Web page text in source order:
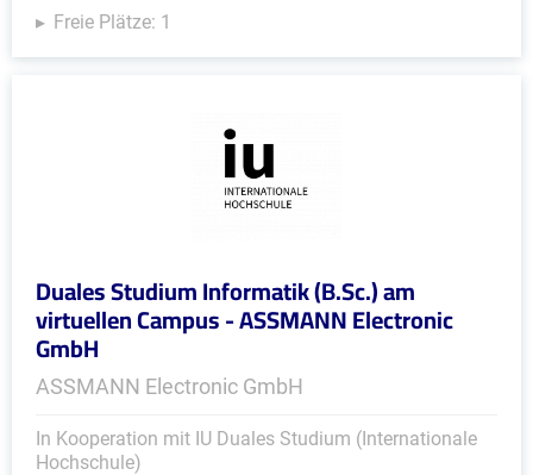
Freie Plätze: 1
Duales Studium Informatik (B.Sc.) am
virtuellen Campus - ASSMANN Electronic
GmbH
ASSMANN Electronic GmbH
In Kooperation mit IU Duales Studium (Internationale
Hochschule)